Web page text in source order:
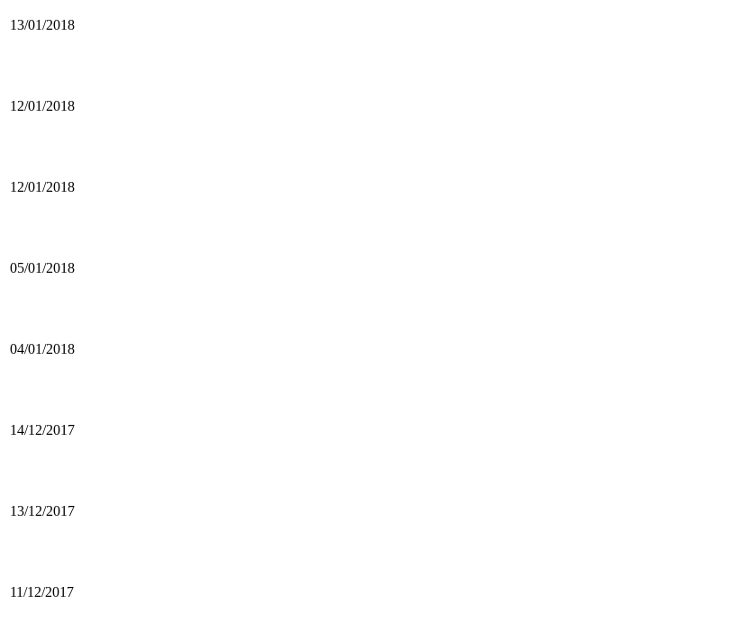
13/01/2018
12/01/2018
12/01/2018
05/01/2018
04/01/2018
14/12/2017
13/12/2017
11/12/2017